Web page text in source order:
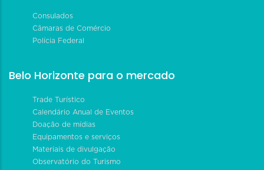
Consulados
Câmaras de Comércio
Polícia Federal
Belo Horizonte para o mercado
Trade Turístico
Calendário Anual de Eventos
Doação de mídias
Equipamentos e serviços
Materiais de divulgação
Observatório do Turismo